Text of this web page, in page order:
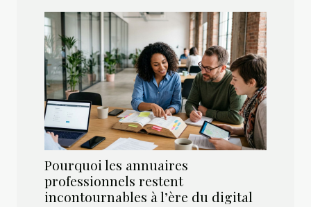
Pourquoi les annuaires
professionnels restent
incontournables à l’ère du digital